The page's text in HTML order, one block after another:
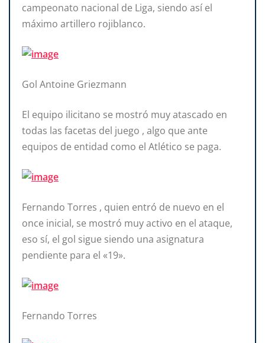
campeonato nacional de Liga, siendo así el
máximo artillero rojiblanco.
Gol Antoine Griezmann
El equipo ilicitano se mostró muy atascado en
todas las facetas del juego , algo que ante
equipos de entidad como el Atlético se paga.
Fernando Torres , quien entró de nuevo en el
once inicial, se mostró muy activo en el ataque,
eso sí, el gol sigue siendo una asignatura
pendiente para el «19».
Fernando Torres